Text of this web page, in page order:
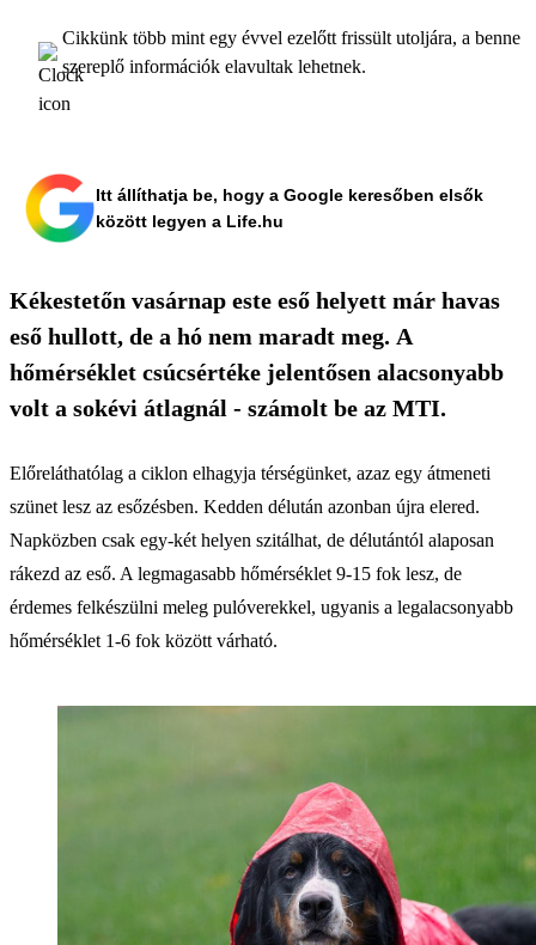
Cikkünk több mint egy évvel ezelőtt frissült utoljára, a benne
szereplő információk elavultak lehetnek.
Itt állíthatja be, hogy a Google keresőben elsők
között legyen a Life.hu
Kékestetőn vasárnap este eső helyett már havas
eső hullott, de a hó nem maradt meg. A
hőmérséklet csúcsértéke jelentősen alacsonyabb
volt a sokévi átlagnál - számolt be az MTI.
Előreláthatólag a ciklon elhagyja térségünket, azaz egy átmeneti
szünet lesz az esőzésben. Kedden délután azonban újra elered.
Napközben csak egy-két helyen szitálhat, de délutántól alaposan
rákezd az eső. A legmagasabb hőmérséklet 9-15 fok lesz, de
érdemes felkészülni meleg pulóverekkel, ugyanis a legalacsonyabb
hőmérséklet 1-6 fok között várható.